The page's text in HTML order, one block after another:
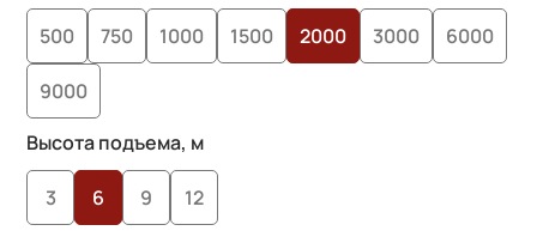
пользователей
500 750 1000 1500 2000 3000 6000
9000
Высота подъема, м
3 6 9 12